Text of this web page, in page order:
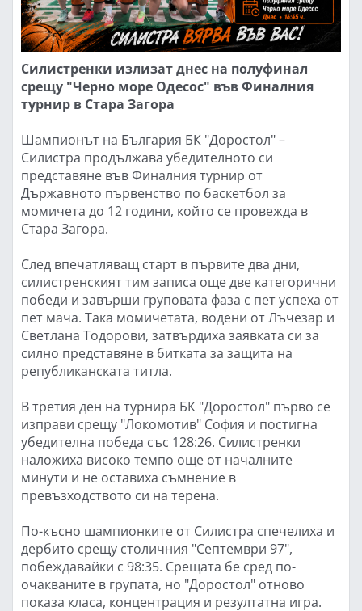
Силистренки излизат днес на полуфинал
срещу "Черно море Одесос" във Финалния
турнир в Стара Загора
Шампионът на България БК "Доростол" –
Силистра продължава убедителното си
представяне във Финалния турнир от
Държавното първенство по баскетбол за
момичета до 12 години, който се провежда в
Стара Загора.
След впечатляващ старт в първите два дни,
силистренският тим записа още две категорични
победи и завърши груповата фаза с пет успеха от
пет мача. Така момичетата, водени от Лъчезар и
Светлана Тодорови, затвърдиха заявката си за
силно представяне в битката за защита на
републиканската титла.
В третия ден на турнира БК "Доростол" първо се
изправи срещу "Локомотив" София и постигна
убедителна победа със 128:26. Силистренки
наложиха високо темпо още от началните
минути и не оставиха съмнение в
превъзходството си на терена.
По-късно шампионките от Силистра спечелиха и
дербито срещу столичния "Септември 97",
побеждавайки с 98:35. Срещата бе сред по-
очакваните в групата, но "Доростол" отново
показа класа, концентрация и резултатна игра.